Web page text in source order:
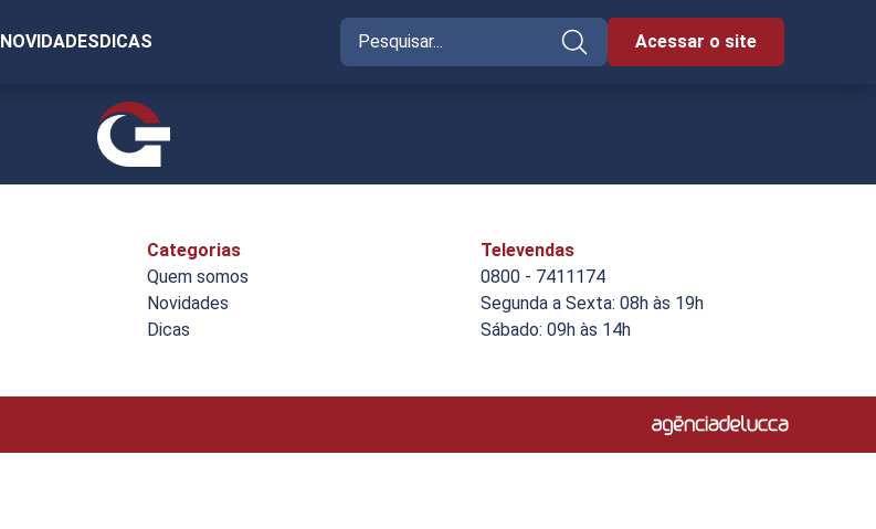
NOVIDADESDICAS Acessar o site
Categorias
Quem somos
Novidades
Dicas
Televendas
0800 - 7411174
Segunda a Sexta: 08h às 19h
Sábado: 09h às 14h